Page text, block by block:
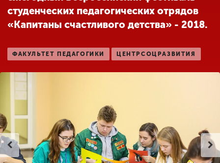
Студенческая жизнь
Сведения об
образовательной
ENG SPN CHI
студенческих педагогических отрядов
«Капитаны счастливого детства» - 2018.
ФАКУЛЬТЕТ ПЕДАГОГИКИ ЦЕНТРСОЦРАЗВИТИЯ